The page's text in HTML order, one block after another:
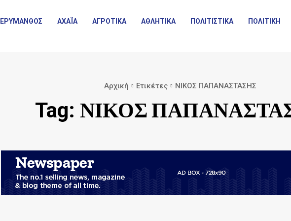
ΕΡΥΜΑΝΘΟΣ ΑΧΑΪΑ ΑΓΡΟΤΙΚΑ ΑΘΛΗΤΙΚΑ ΠΟΛΙΤΙΣΤΙΚΑ ΠΟΛΙΤΙΚΗ
Αρχική Ετικέτες ΝΙΚΟΣ ΠΑΠΑΝΑΣΤΑΣΗΣ
Tag: ΝΙΚΟΣ